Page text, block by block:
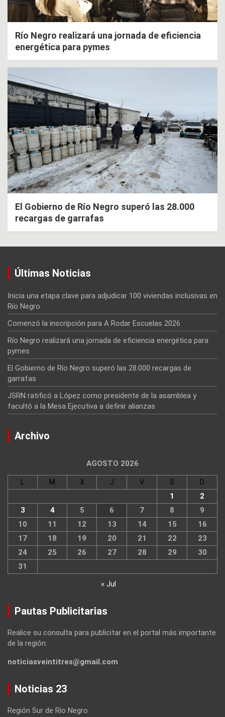
Río Negro realizará una jornada de eficiencia
energética para pymes
El Gobierno de Río Negro superó las 28.000
recargas de garrafas
Últimas Noticias
Inicia una etapa clave para adjudicar 100 viviendas inclusivas en
Río Negro
Comenzó la inscripción para A Rodar Escuelas 2026
Río Negro realizará una jornada de eficiencia energética para
pymes
El Gobierno de Río Negro superó las 28.000 recargas de
garrafas
JSRN ratificó a López como presidente de la asamblea y
facultó a la Mesa Ejecutiva a definir alianzas
Archivo
AGOSTO 2026
L M X J V S
D
1
2
3
4 5 6 7 8
9
10
11 12 13 14 15
16
17
18 19 20 21 22
23
24
25 26 27 28 29
30
31
« Jul
Pautas Publicitarias
Realice su consulta para publicitar en el portal más importante
de la región.
noticiasveintitres@gmail.com
Noticias 23
Región Sur de Río Negro